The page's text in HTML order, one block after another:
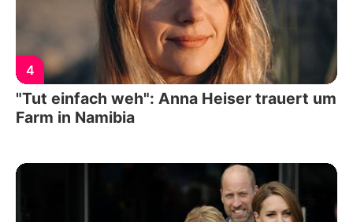
4
"Tut einfach weh": Anna Heiser trauert um
Farm in Namibia